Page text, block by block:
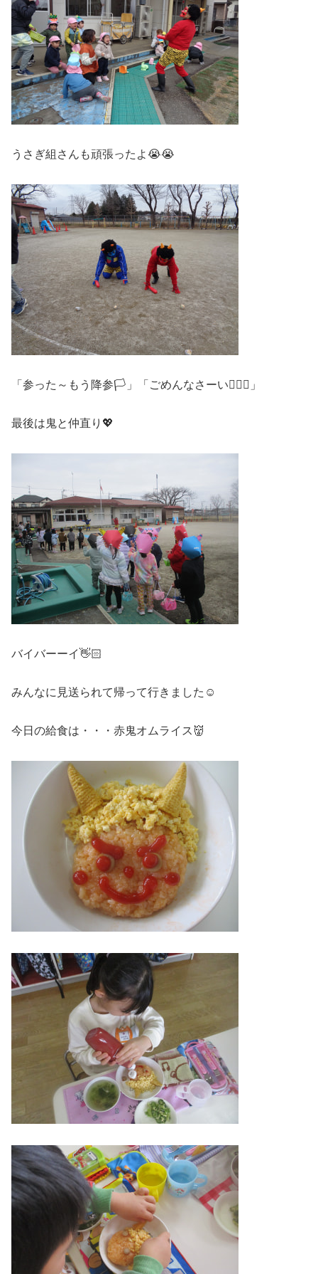
うさぎ組さんも頑張ったよ😭😭
「参った～もう降参🏳」「ごめんなさーい🙇🏻‍♀️」
最後は鬼と仲直り💖
バイバーーイ👋🏻
みんなに見送られて帰って行きました☺️
今日の給食は・・・赤鬼オムライス👹